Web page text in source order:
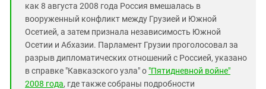
как 8 августа 2008 года Россия вмешалась в
вооруженный конфликт между Грузией и Южной
Осетией, а затем признала независимость Южной
Осетии и Абхазии. Парламент Грузии проголосовал за
разрыв дипломатических отношений с Россией, указано
в справке "Кавказского узла" о "Пятидневной войне"
2008 года, где также собраны подробности